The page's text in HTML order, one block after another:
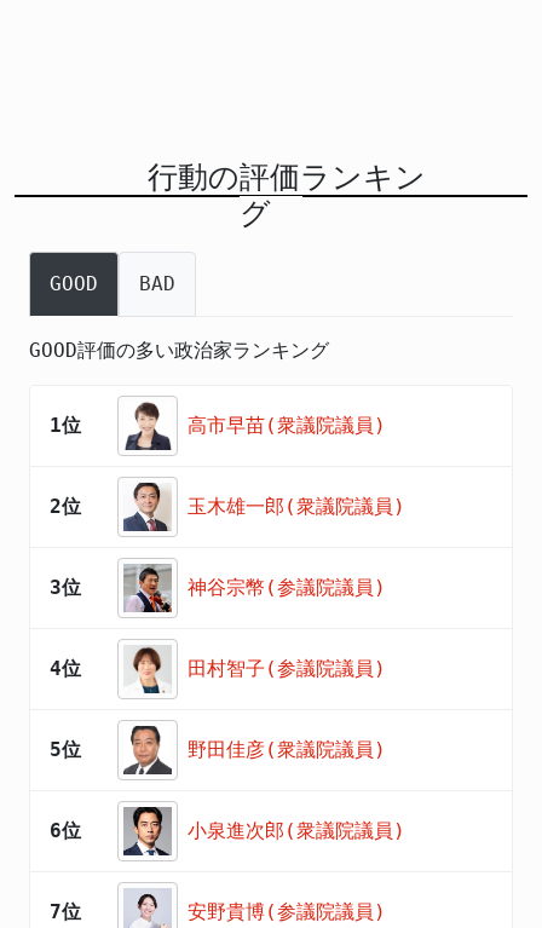
行動の評価ランキン
グ
GOOD BAD
GOOD評価の多い政治家ランキング
1位 高市早苗(衆議院議員)
2位 玉木雄一郎(衆議院議員)
3位 神谷宗幣(参議院議員)
4位 田村智子(参議院議員)
5位 野田佳彦(衆議院議員)
6位 小泉進次郎(衆議院議員)
7位 安野貴博(参議院議員)